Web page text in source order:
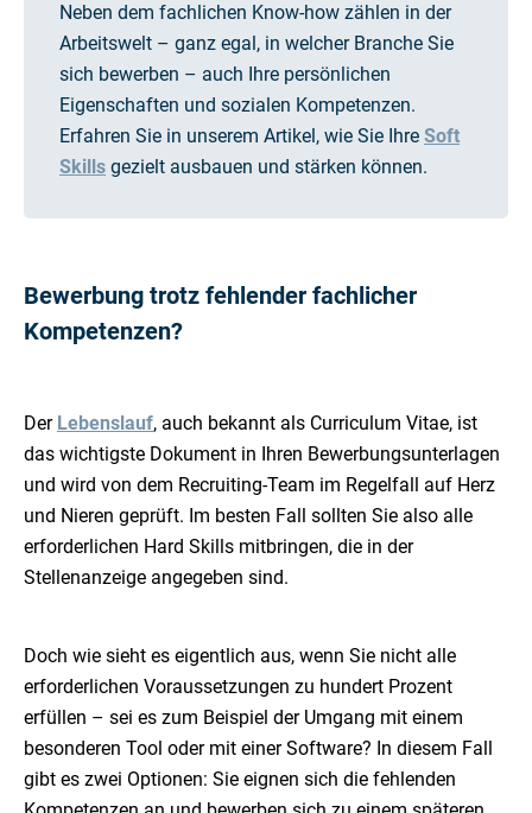
Neben dem fachlichen Know-how zählen in der
Arbeitswelt – ganz egal, in welcher Branche Sie
sich bewerben – auch Ihre persönlichen
Eigenschaften und sozialen Kompetenzen.
Erfahren Sie in unserem Artikel, wie Sie Ihre Soft
Skills gezielt ausbauen und stärken können.
Bewerbung trotz fehlender fachlicher
Kompetenzen?
Der Lebenslauf, auch bekannt als Curriculum Vitae, ist
das wichtigste Dokument in Ihren Bewerbungsunterlagen
und wird von dem Recruiting-Team im Regelfall auf Herz
und Nieren geprüft. Im besten Fall sollten Sie also alle
erforderlichen Hard Skills mitbringen, die in der
Stellenanzeige angegeben sind.
Doch wie sieht es eigentlich aus, wenn Sie nicht alle
erforderlichen Voraussetzungen zu hundert Prozent
erfüllen – sei es zum Beispiel der Umgang mit einem
besonderen Tool oder mit einer Software? In diesem Fall
gibt es zwei Optionen: Sie eignen sich die fehlenden